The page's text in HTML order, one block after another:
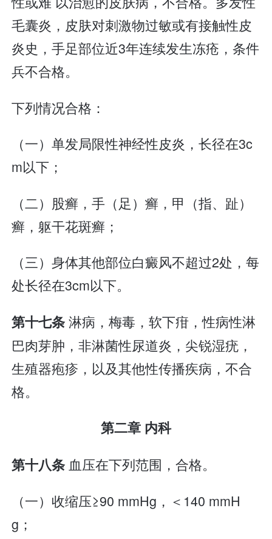
毛囊炎，皮肤对刺激物过敏或有接触性皮
炎史，手足部位近3年连续发生冻疮，条件
兵不合格。
下列情况合格：
（一）单发局限性神经性皮炎，长径在3c
m以下；
（二）股癣，手（足）癣，甲（指、趾）
癣，躯干花斑癣；
（三）身体其他部位白癜风不超过2处，每
处长径在3cm以下。
第十七条淋病，梅毒，软下疳，性病性淋
巴肉芽肿，非淋菌性尿道炎，尖锐湿疣，
生殖器疱疹，以及其他性传播疾病，不合
格。
第二章 内科
第十八条 血压在下列范围，合格。
（一）收缩压≥90 mmHg，＜140 mmH
g；